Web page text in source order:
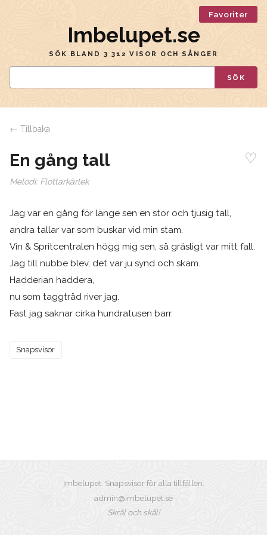
Favoriter
Imbelupet.se
SÖK BLAND 3 312 VISOR OCH SÅNGER
SÖK
← Tillbaka
En gång tall ♡
Melodi: Flottarkärlek
Jag var en gång för länge sen en stor och tjusig tall,
andra tallar var som buskar vid min stam.
Vin & Spritcentralen högg mig sen, så gräsligt var mitt fall.
Jag till nubbe blev, det var ju synd och skam.
Hadderian haddera,
nu som taggtråd river jag.
Fast jag saknar cirka hundratusen barr.
Snapsvisor
Imbelupet. Snapsvisor för alla tillfällen.
admin@imbelupet.se
Skrål och skål!